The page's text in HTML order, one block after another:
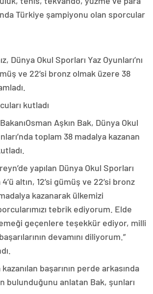
Türkiye şampiyonu olan sporcular
Dünya Okul Sporları Yaz Oyunları’nı
ve 22’si bronz olmak üzere 38
kutladı
Aşkın Bak, Dünya Okul
toplam 38 madalya kazanan
yapılan Dünya Okul Sporları
4’ü altın, 12’si gümüş ve 22’si bronz
kazanarak ülkemizi
tebrik ediyorum. Elde
geçenlere teşekkür ediyor, milli
devamını diliyorum.”
başarının perde arkasında
bulunduğunu anlatan Bak, şunları